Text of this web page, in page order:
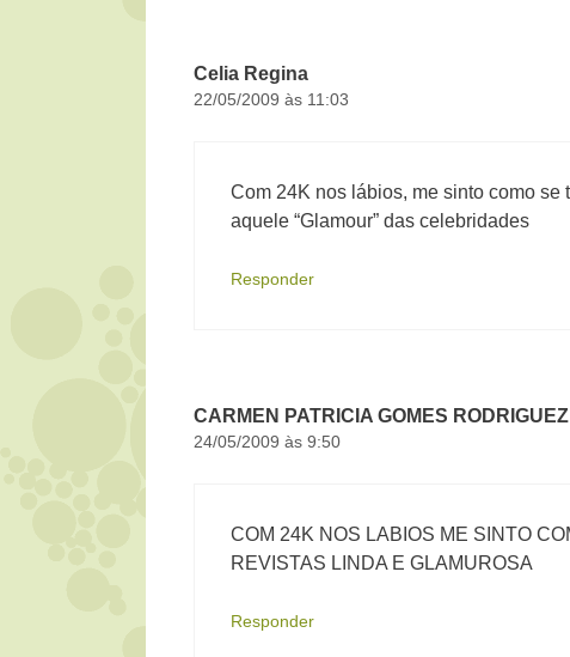
Celia Regina
22/05/2009 às 11:03
Com 24K nos lábios, me sinto como
aquele “Glamour” das celebridades
Responder
CARMEN PATRICIA GOMES RODRIGUEZ
24/05/2009 às 9:50
COM 24K NOS LABIOS ME SINTO
REVISTAS LINDA E GLAMUROSA
Responder